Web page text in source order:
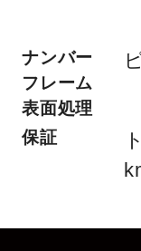
ナンバー
フレーム
表面処理
保証